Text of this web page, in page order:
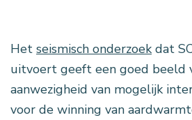
Het seismisch onderzoek dat
uitvoert geeft een goed beeld
aanwezigheid van mogelijk
voor de winning van